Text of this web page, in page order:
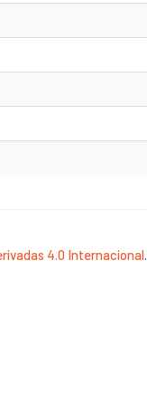
4.0 Internacional.